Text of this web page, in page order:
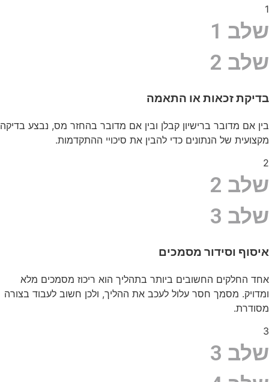
1
שלב 1
שלב 2
בדיקת זכאות או התאמה
בין אם מדובר ברישיון קבלן ובין אם מדובר בהחזר מס, נבצע בדיקה
מקצועית של הנתונים כדי להבין את סיכויי ההתקדמות.
2
שלב 2
שלב 3
איסוף וסידור מסמכים
אחד החלקים החשובים ביותר בתהליך הוא ריכוז מסמכים מלא
ומדויק. מסמך חסר עלול לעכב את ההליך, ולכן חשוב לעבוד בצורה
מסודרת.
3
שלב 3